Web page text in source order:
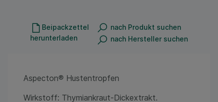
Beipackzettel
herunterladen
nach Produkt suchen
nach Hersteller suchen
Aspecton® Hustentropfen
Wirkstoff: Thymiankraut-Dickextrakt.